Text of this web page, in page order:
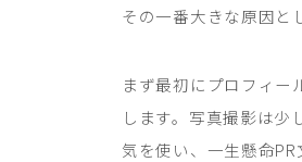
その一番大きな原因と
まず最初にプロフィー
します。写真撮影は
気を使い、一生懸命